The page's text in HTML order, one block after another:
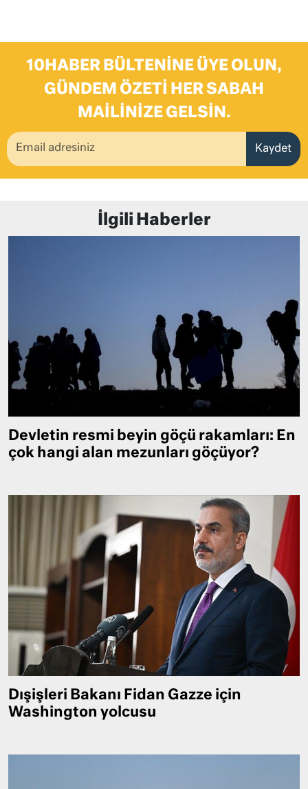
10HABER BÜLTENINE ÜYE OLUN,
GÜNDEM ÖZETI HER SABAH
MAILINIZE GELSIN.
Kaydet
İlgili Haberler
Devletin resmi beyin göçü rakamları: En
çok hangi alan mezunları göçüyor?
Dışişleri Bakanı Fidan Gazze için
Washington yolcusu